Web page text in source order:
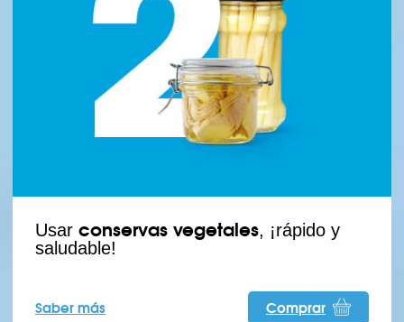
Usar conservas vegetales, ¡rápido y
saludable!
Saber más Comprar